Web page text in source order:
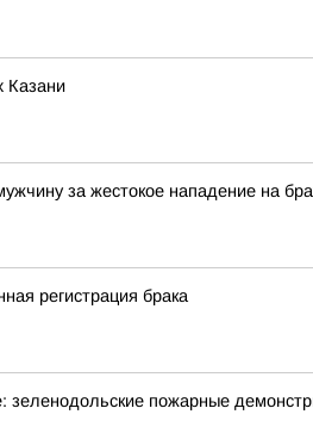
Казани
за жестокое нападение на
регистрация брака
зеленодольские пожарные